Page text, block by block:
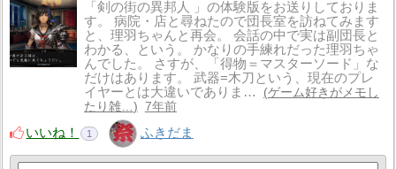
「剣の街の異邦人 」の体験版をお送りしておりま
す。 病院・店と尋ねたので団長室を訪ねてみます
と、理羽ちゃんと再会。 会話の中で実は副団長と
わかる、という。 かなりの手練れだった理羽ちゃ
んでした。 さすが、「得物＝マスターソード」な
だけはあります。 武器=木刀という、現在のプレ
イヤーとは大違いでありま…
ゲーム好きがメモし
たり雑…
7年前
いいね！ 1 ふきだま